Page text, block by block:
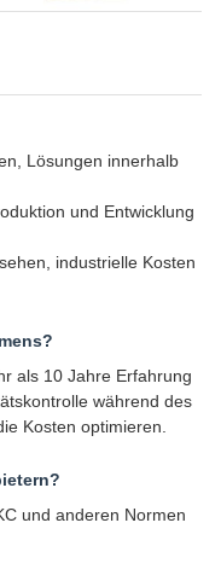
Lösungen innerhalb
und Entwicklung
industrielle Kosten
als 10 Jahre Erfahrung
während des
Kosten optimieren.
und anderen Normen